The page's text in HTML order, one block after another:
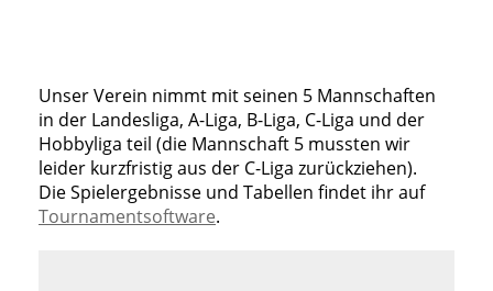
Unser Verein nimmt mit seinen 5 Mannschaften
in der Landesliga, A-Liga, B-Liga, C-Liga und der
Hobbyliga teil (die Mannschaft 5 mussten wir
leider kurzfristig aus der C-Liga zurückziehen).
Die Spielergebnisse und Tabellen findet ihr auf
Tournamentsoftware.